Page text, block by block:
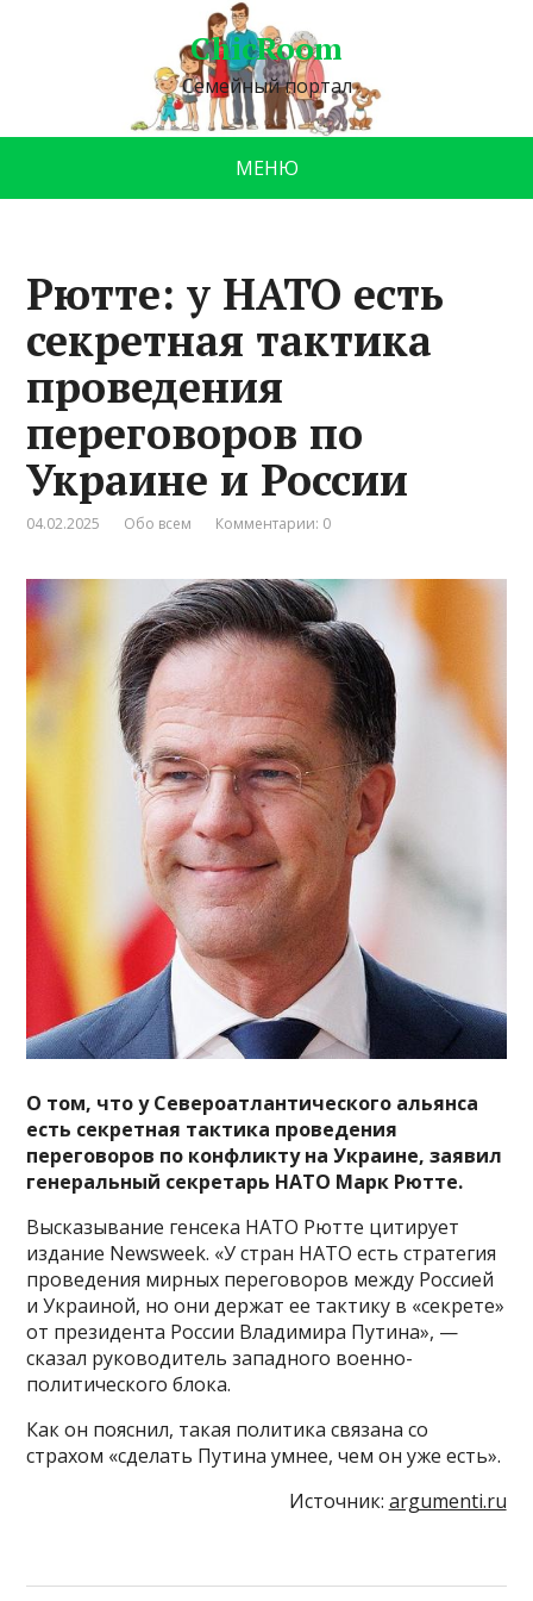
ChicRoom
Семейный портал
МЕНЮ
Рютте: у НАТО есть
секретная тактика
проведения
переговоров по
Украине и России
04.02.2025 Обо всем Комментарии: 0
О том, что у Североатлантического альянса
есть секретная тактика проведения
переговоров по конфликту на Украине, заявил
генеральный секретарь НАТО Марк Рютте.
Высказывание генсека НАТО Рютте цитирует
издание Newsweek. «У стран НАТО есть стратегия
проведения мирных переговоров между Россией
и Украиной, но они держат ее тактику в «секрете»
от президента России Владимира Путина», —
сказал руководитель западного военно-
политического блока.
Как он пояснил, такая политика связана со
страхом «сделать Путина умнее, чем он уже есть».
Источник: argumenti.ru